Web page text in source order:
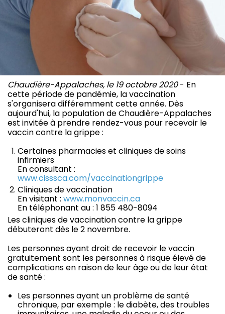
Chaudière-Appalaches, le 19 octobre 2020- En
cette période de pandémie, la vaccination
s'organisera différemment cette année. Dès
aujourd'hui, la population de Chaudière-Appalaches
est invitée à prendre rendez-vous pour recevoir le
vaccin contre la grippe :
Certaines pharmacies et cliniques de soins
infirmiers
En consultant :
www.cisssca.com/vaccinationgrippe
Cliniques de vaccination
En visitant : www.monvaccin.ca
En téléphonant au : 1 855 480-8094
Les cliniques de vaccination contre la grippe
débuteront dès le 2 novembre.
Les personnes ayant droit de recevoir le vaccin
gratuitement sont les personnes à risque élevé de
complications en raison de leur âge ou de leur état
de santé :
Les personnes ayant un problème de santé
chronique, par exemple : le diabète, des troubles